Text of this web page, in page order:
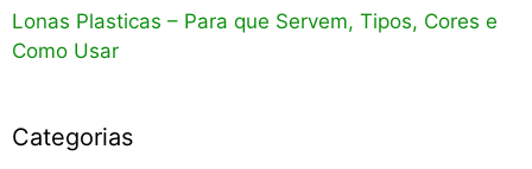
Lonas Plasticas – Para que Servem, Tipos, Cores e
Como Usar
Categorias